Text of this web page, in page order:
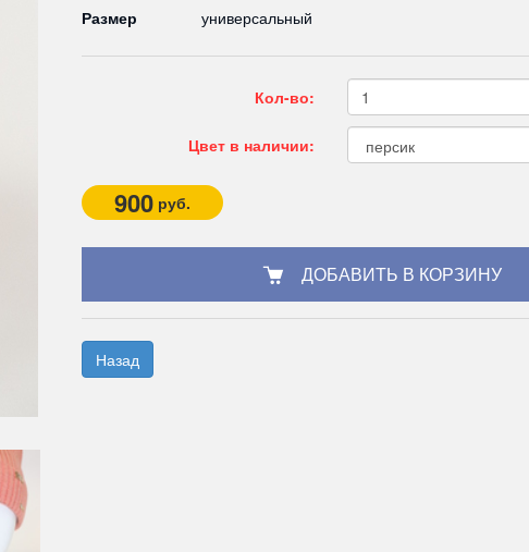
Размер
универсальный
Кол-во:
Цвет в наличии:
900 руб.
Назад